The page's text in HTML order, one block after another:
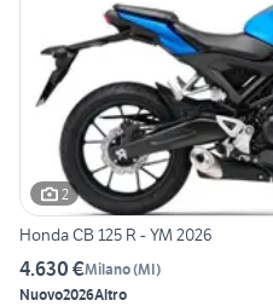
2
Honda CB 125 R - YM 2026
4.630 €Milano(MI)
Nuovo2026Altro